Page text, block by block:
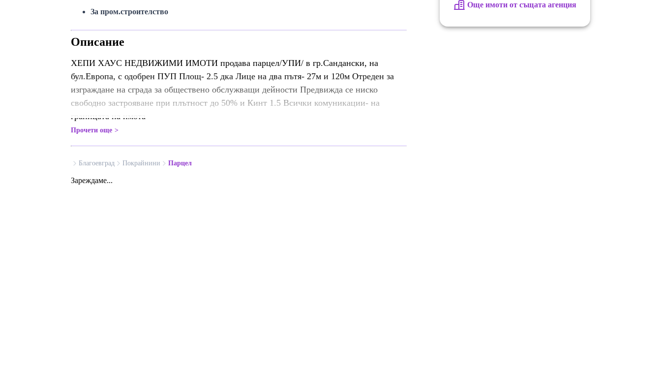
За пром.строителство
Описание
ХЕПИ ХАУС НЕДВИЖИМИ ИМОТИ продава парцел/УПИ/ в гр.Сандански, на
бул.Европа, с одобрен ПУП Площ- 2.5 дка Лице на два пътя- 27м и 120м Отреден за
изграждане на сграда за обществено обслужващи дейности Предвижда се ниско
свободно застрояване при плътност до 50% и Кинт 1.5 Всички комуникации- на
границата на имота
Прочети още
Още имоти от същата агенция
Благоевград Покрайнини Парцел
Зареждаме...